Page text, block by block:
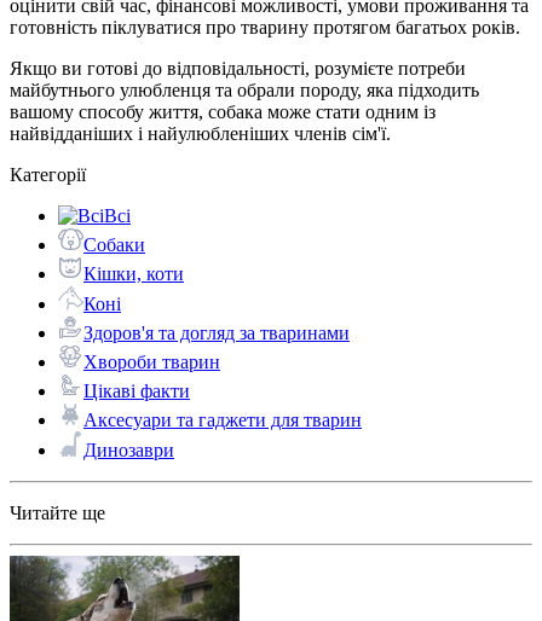
оцінити свій час, фінансові можливості, умови проживання та
готовність піклуватися про тварину протягом багатьох років.
Якщо ви готові до відповідальності, розумієте потреби
майбутнього улюбленця та обрали породу, яка підходить
вашому способу життя, собака може стати одним із
найвідданіших і найулюбленіших членів сім'ї.
Категорії
Всі
Собаки
Кішки, коти
Коні
Здоров'я та догляд за тваринами
Хвороби тварин
Цікаві факти
Аксесуари та гаджети для тварин
Динозаври
Читайте ще